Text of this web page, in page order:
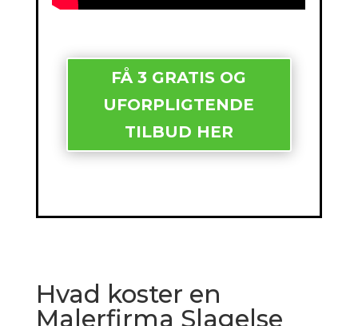
FÅ 3 GRATIS OG
UFORPLIGTENDE
TILBUD HER
Hvad koster en
Malerfirma Slagelse